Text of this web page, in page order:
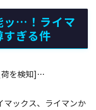
ッ…！ライマ
ぎる件
を検知]…
ックス、ライマンか